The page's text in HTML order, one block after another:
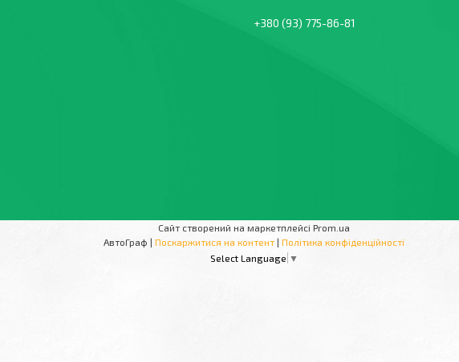
+380 (93) 775-86-81
Сайт створений на маркетплейсі Prom.ua
АвтоГраф | Поскаржитися на контент | Політика конфіденційності
Select Language ▼